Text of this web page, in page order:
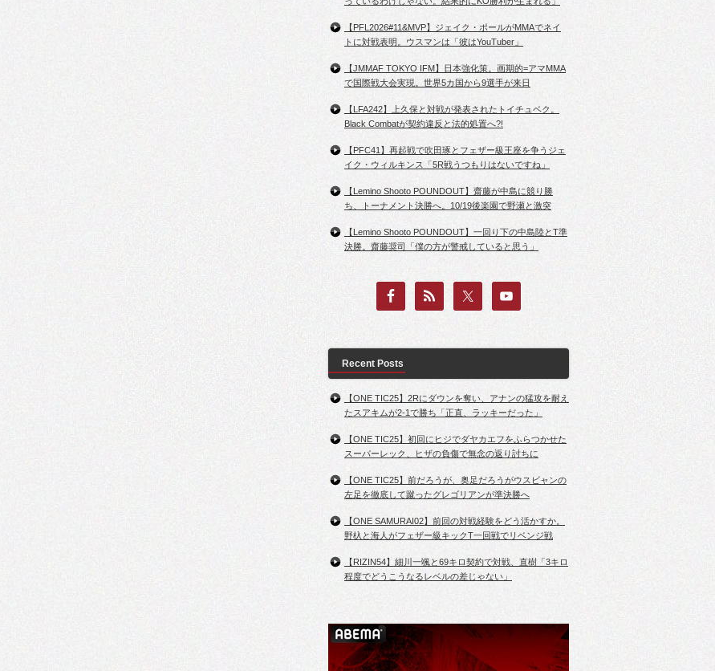
【PFL2026#11&MVP】ジェイク・ポールがMMAでネイ
トに対戦表明。ウスマンは「彼はYouTuber」
【JMMAF TOKYO IFM】日本強化策。画期的=アマMMA
で国際戦大会実現。世界5カ国から9選手が来日
【LFA242】上久保と対戦が発表されたトイチュベク。
Black Combatが契約違反と法的処置へ?!
【PFC41】再起戦で吹田琢とフェザー級王座を争うジェ
イク・ウィルキンス「5R戦うつもりはないですね」
【Lemino Shooto POUNDOUT】齋藤が中島に競り勝
ち、トーナメント決勝へ。10/19後楽園で野瀬と激突
【Lemino Shooto POUNDOUT】一回り下の中島陸とT準
決勝。齋藤奨司「僕の方が警戒していると思う」
Recent Posts
【ONE TIC25】2Rにダウンを奪い、アナンの猛攻を耐え
たスアキムが2-1で勝ち「正直、ラッキーだった」
【ONE TIC25】初回にヒジでダヤカエフをふらつかせた
スーパーレック、ヒザの負傷で無念の返り討ちに
【ONE TIC25】前だろうが、奥足だろうがウスビャンの
左足を徹底して蹴ったグレゴリアンが準決勝へ
【ONE SAMURAI02】前回の対戦経験をどう活かすか。
野杁と海人がフェザー級キックT一回戦でリベンジ戦
【RIZIN54】細川一颯と69キロ契約で対戦、直樹「3キロ
程度でどうこうなるレベルの差じゃない」